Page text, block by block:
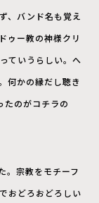
、バンド名も覚え
ゥー教の神様クリ
ていうらしい。へ
何かの縁だし聴き
のがコチラの
。宗教をモチーフ
おどろおどろしい